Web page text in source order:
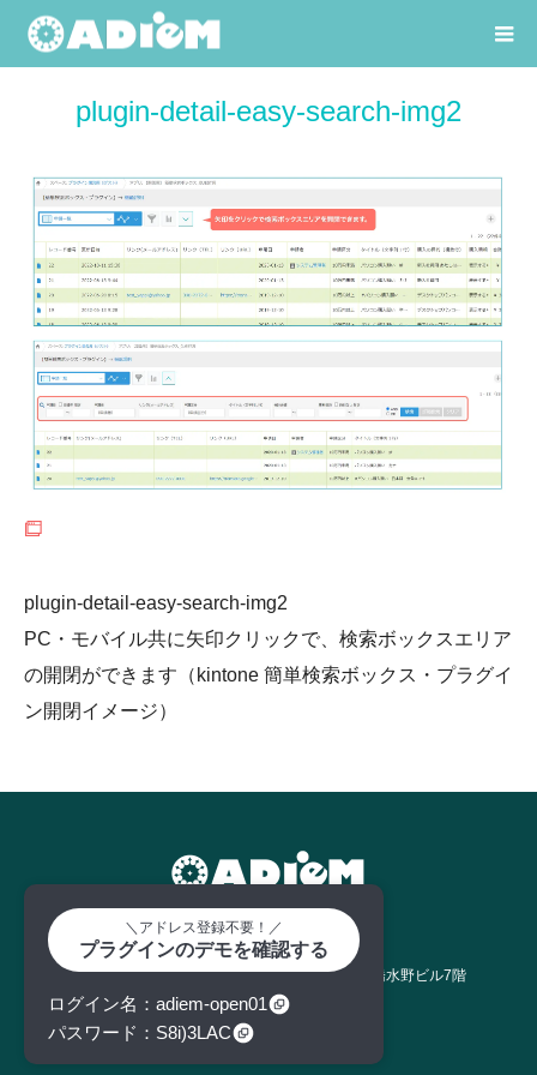
plugin-detail-easy-search-img2
plugin-detail-easy-search-img2
PC・モバイル共に矢印クリックで、検索ボックスエリア
の開閉ができます（kintone 簡単検索ボックス・プラグイ
ン開閉イメージ）
株式会社アディエム
東京都中央区日本橋室町1丁目11番12号 日本橋水野ビル7階
tel : 050-3629-1986
TwitterFacebookRSS
＼アドレス登録不要！／
プラグインのデモを確認する
ログイン名
adiem-open01
パスワード
S8i)3LAC